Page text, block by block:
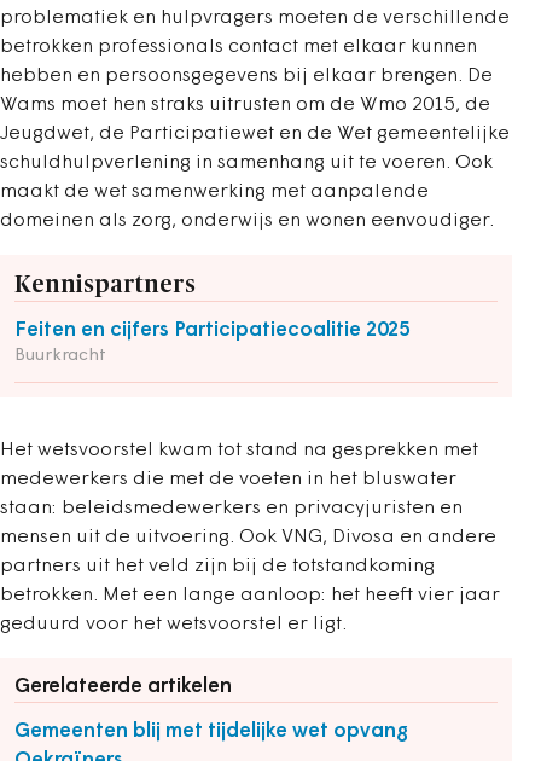
problematiek en hulpvragers moeten de verschillende
betrokken professionals contact met elkaar kunnen
hebben en persoonsgegevens bij elkaar brengen. De
Wams moet hen straks uitrusten om de Wmo 2015, de
Jeugdwet, de Participatiewet en de Wet gemeentelijke
schuldhulpverlening in samenhang uit te voeren. Ook
maakt de wet samenwerking met aanpalende
domeinen als zorg, onderwijs en wonen eenvoudiger.
Kennispartners
Feiten en cijfers Participatiecoalitie 2025
Buurkracht
Het wetsvoorstel kwam tot stand na gesprekken met
medewerkers die met de voeten in het bluswater
staan: beleidsmedewerkers en privacyjuristen en
mensen uit de uitvoering. Ook VNG, Divosa en andere
partners uit het veld zijn bij de totstandkoming
betrokken. Met een lange aanloop: het heeft vier jaar
geduurd voor het wetsvoorstel er ligt.
Gerelateerde artikelen
Gemeenten blij met tijdelijke wet opvang